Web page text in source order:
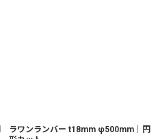
ラワンランバー t18mm φ500mm｜円